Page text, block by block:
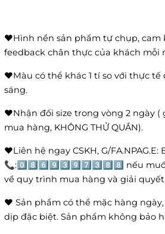
❤️Hình nền sản phẩm tự chụp, cam
feedback chân thực của khách mỗi
❤️Màu có thể khác 1 tí so với thực tế
sáng.
❤️Nhận đổi size trong vòng 2 ngày (
mua hàng, KHÔNG THỬ QUẦN).
❤️Liên hệ ngay CSKH, G/
📞:0️⃣8️⃣6️⃣9️⃣3️⃣9️⃣7️⃣3️⃣8️⃣8️⃣ nếu
về quy trình mua hàng và giải
❤️ Sản phẩm có thể mặc hàng
dịp đặc biệt. Sản phẩm không bảo